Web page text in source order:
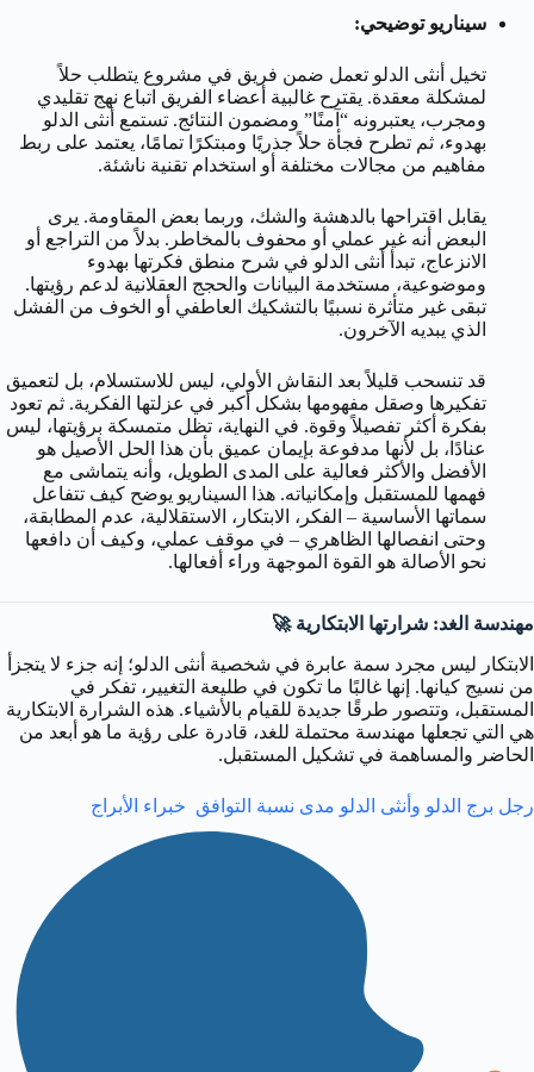
سيناريو توضيحي:
تخيل أنثى الدلو تعمل ضمن فريق في مشروع يتطلب حلاً
لمشكلة معقدة. يقترح غالبية أعضاء الفريق اتباع نهج تقليدي
ومجرب، يعتبرونه “آمنًا” ومضمون النتائج. تستمع أنثى الدلو
بهدوء، ثم تطرح فجأة حلاً جذريًا ومبتكرًا تمامًا، يعتمد على ربط
مفاهيم من مجالات مختلفة أو استخدام تقنية ناشئة.
يقابل اقتراحها بالدهشة والشك، وربما بعض المقاومة. يرى
البعض أنه غير عملي أو محفوف بالمخاطر. بدلاً من التراجع أو
الانزعاج، تبدأ أنثى الدلو في شرح منطق فكرتها بهدوء
وموضوعية، مستخدمة البيانات والحجج العقلانية لدعم رؤيتها.
تبقى غير متأثرة نسبيًا بالتشكيك العاطفي أو الخوف من الفشل
الذي يبديه الآخرون.
قد تنسحب قليلاً بعد النقاش الأولي، ليس للاستسلام، بل لتعميق
تفكيرها وصقل مفهومها بشكل أكبر في عزلتها الفكرية. ثم تعود
بفكرة أكثر تفصيلاً وقوة. في النهاية، تظل متمسكة برؤيتها، ليس
عنادًا، بل لأنها مدفوعة بإيمان عميق بأن هذا الحل الأصيل هو
الأفضل والأكثر فعالية على المدى الطويل، وأنه يتماشى مع
فهمها للمستقبل وإمكانياته. هذا السيناريو يوضح كيف تتفاعل
سماتها الأساسية – الفكر، الابتكار، الاستقلالية، عدم المطابقة،
وحتى انفصالها الظاهري – في موقف عملي، وكيف أن دافعها
نحو الأصالة هو القوة الموجهة وراء أفعالها.
مهندسة الغد: شرارتها الابتكارية 🚀
الابتكار ليس مجرد سمة عابرة في شخصية أنثى الدلو؛ إنه جزء لا يتجزأ
من نسيج كيانها. إنها غالبًا ما تكون في طليعة التغيير، تفكر في
المستقبل، وتتصور طرقًا جديدة للقيام بالأشياء. هذه الشرارة الابتكارية
هي التي تجعلها مهندسة محتملة للغد، قادرة على رؤية ما هو أبعد من
الحاضر والمساهمة في تشكيل المستقبل.
رجل برج الدلو وأنثى الدلو مدى نسبة التوافق خبراء الأبراج